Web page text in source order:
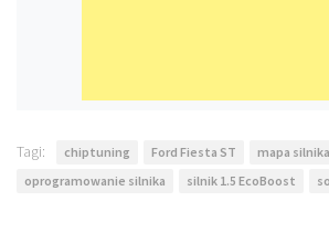
Tagi: chiptuning Ford Fiesta ST mapa silnika
oprogramowanie silnika
silnik 1.5 EcoBoost